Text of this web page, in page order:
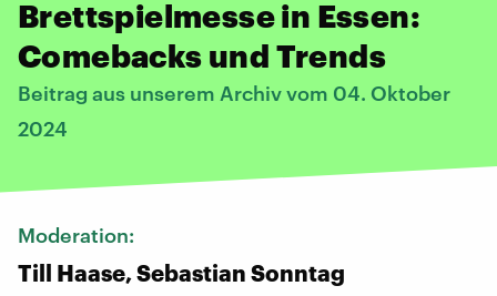
Brettspielmesse in Essen:
Comebacks und Trends
Beitrag aus unserem Archiv vom 04. Oktober
2024
Moderation:
Till Haase, Sebastian Sonntag